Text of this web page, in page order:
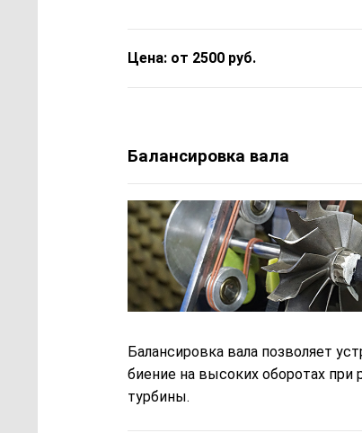
Цена: от 2500 руб.
Балансировка вала
Балансировка вала позволяет
биение на высоких оборотах при
турбины.